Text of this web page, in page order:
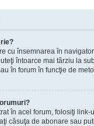
cu însemnarea în
întoarce mai târziu la
în forum în funcţie de
în acel forum, folosiţi
căsuţa de abonare sau